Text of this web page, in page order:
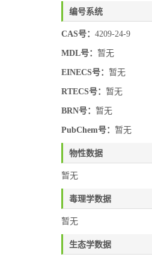
编号系统
CAS号： 4209-24-9
MDL号： 暂无
EINECS号： 暂无
RTECS号： 暂无
BRN号： 暂无
PubChem号： 暂无
物性数据
暂无
毒理学数据
暂无
生态学数据